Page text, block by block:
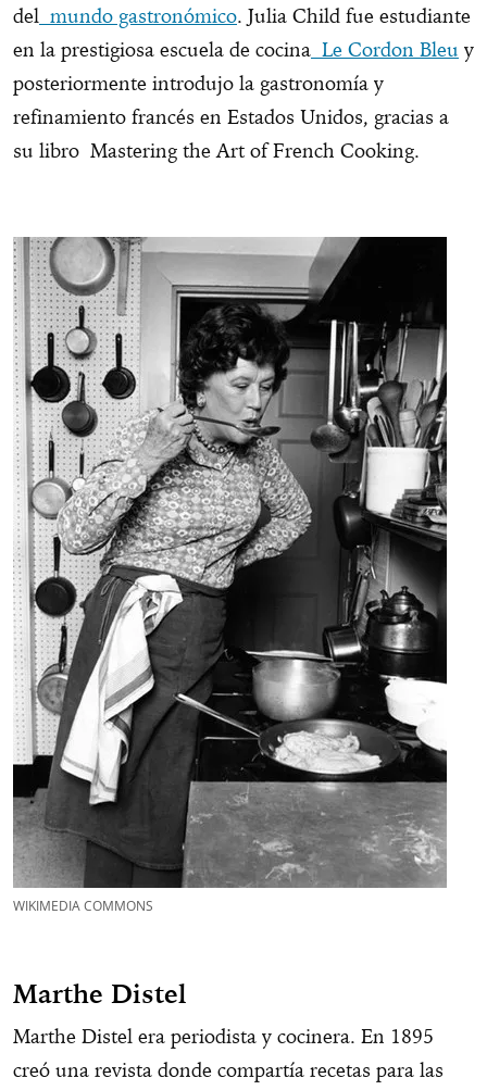
del mundo gastronómico. Julia Child fue estudiante
en la prestigiosa escuela de cocina Le Cordon Bleu y
posteriormente introdujo la gastronomía y
refinamiento francés en Estados Unidos, gracias a
su libro Mastering the Art of French Cooking.
WIKIMEDIA COMMONS
Marthe Distel
Marthe Distel era periodista y cocinera. En 1895
creó una revista donde compartía recetas para las